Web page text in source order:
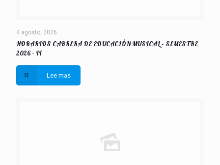
4 agosto, 2026
HORARIOS CARRERA DE EDUCACIÓN MUSICAL – SEMESTRE
2026 – II
Lee mas